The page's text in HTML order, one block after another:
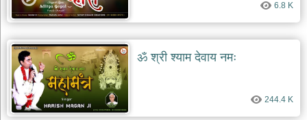
रानी
सती
दादी
भजन
rani
sati
dadi
bhajans
बावा
6.8 K
ॐ श्री श्याम देवाय नमः
244.4 K